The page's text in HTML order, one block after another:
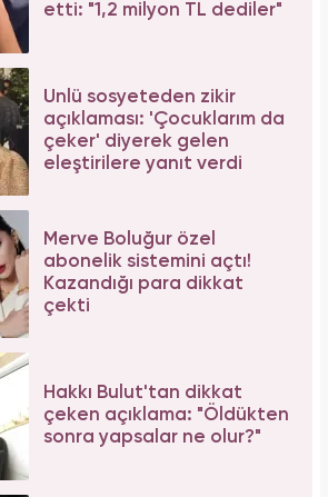
etti: "1,2 milyon TL dediler"
Ünlü sosyeteden zikir
açıklaması: 'Çocuklarım da
çeker' diyerek gelen
eleştirilere yanıt verdi
Merve Boluğur özel
abonelik sistemini açtı!
Kazandığı para dikkat
çekti
Hakkı Bulut'tan dikkat
çeken açıklama: "Öldükten
sonra yapsalar ne olur?"